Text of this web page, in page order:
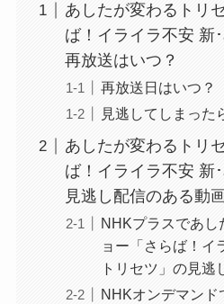
あしたが変わるトリ
ば！イライラ不安 新
再放送はいつ？
再放送日はいつ？
見逃してしまった
あしたが変わるトリ
ば！イライラ不安 新
見逃し配信のある動
NHKプラスであし
ョー「さらば！イ
トリセツ」の見
NHKオンデマンド